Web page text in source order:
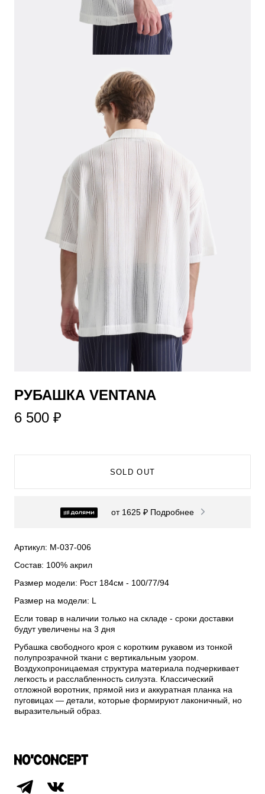
​РУБАШКА VENTANA
6 500 ₽
SOLD OUT
от 1625 ₽ Подробнее
Артикул: М-037-006
Состав: 100% акрил
Размер модели: Рост 184см - 100/77/94
Размер на модели: L
Если товар в наличии только на складе - сроки доставки
будут увеличены на 3 дня
Рубашка свободного кроя с коротким рукавом из тонкой
полупрозрачной ткани с вертикальным узором.
Воздухопроницаемая структура материала подчеркивает
легкость и расслабленность силуэта. Классический
отложной воротник, прямой низ и аккуратная планка на
пуговицах — детали, которые формируют лаконичный, но
выразительный образ.